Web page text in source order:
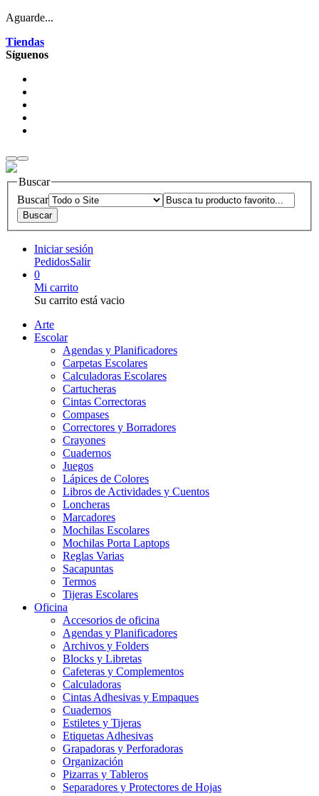
Aguarde...
Tiendas
Síguenos
Buscar
Buscar
Iniciar sesión
PedidosSalir
0
Mi carrito
Su carrito está vacio
Arte
Escolar
Agendas y Planificadores
Carpetas Escolares
Calculadoras Escolares
Cartucheras
Cintas Correctoras
Compases
Correctores y Borradores
Crayones
Cuadernos
Juegos
Lápices de Colores
Libros de Actividades y Cuentos
Loncheras
Marcadores
Mochilas Escolares
Mochilas Porta Laptops
Reglas Varias
Sacapuntas
Termos
Tijeras Escolares
Oficina
Accesorios de oficina
Agendas y Planificadores
Archivos y Folders
Blocks y Libretas
Cafeteras y Complementos
Calculadoras
Cintas Adhesivas y Empaques
Cuadernos
Estiletes y Tijeras
Etiquetas Adhesivas
Grapadoras y Perforadoras
Organización
Pizarras y Tableros
Separadores y Protectores de Hojas